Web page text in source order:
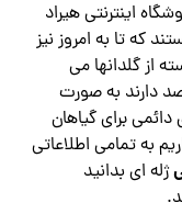
اینترنتی هیراد
که تا به امروز نیز
از گلدانها می
دارند به صورت
برای گیاهان
به تمامی اطلاعاتی
ژله ای بدانید